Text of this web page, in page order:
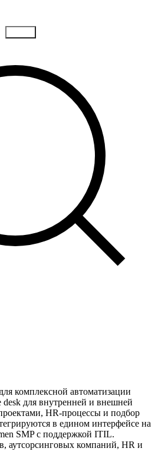
комплексной автоматизации
desk для внутренней и внешней
HR-процессы и подбор
в едином интерфейсе на
SMP с поддержкой ITIL.
аутсорсинговых компаний, HR и